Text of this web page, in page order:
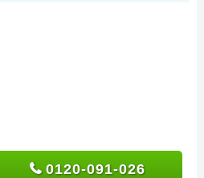
0120-091-026